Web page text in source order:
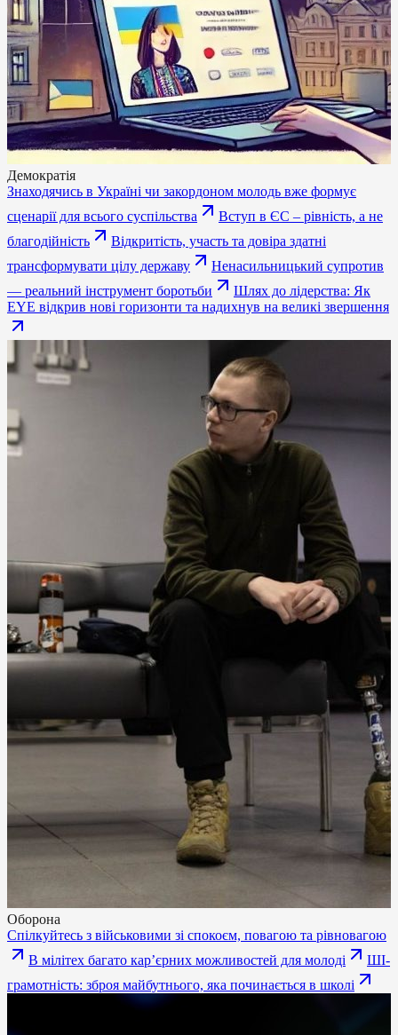
Демократія
Знаходячись в Україні чи закордоном молодь вже формує
сценарії для всього суспільства
Вступ в ЄС – рівність, а не
благодійність
Відкритість, участь та довіра здатні
трансформувати цілу державу
Ненасильницький супротив
— реальний інструмент боротьби
Шлях до лідерства: Як
EYE відкрив нові горизонти та надихнув на великі звершення
Оборона
Спілкуйтесь з військовими зі спокоєм, повагою та рівновагою
В мілітех багато карʼєрних можливостей для молоді
ШІ-
грамотність: зброя майбутнього, яка починається в школі